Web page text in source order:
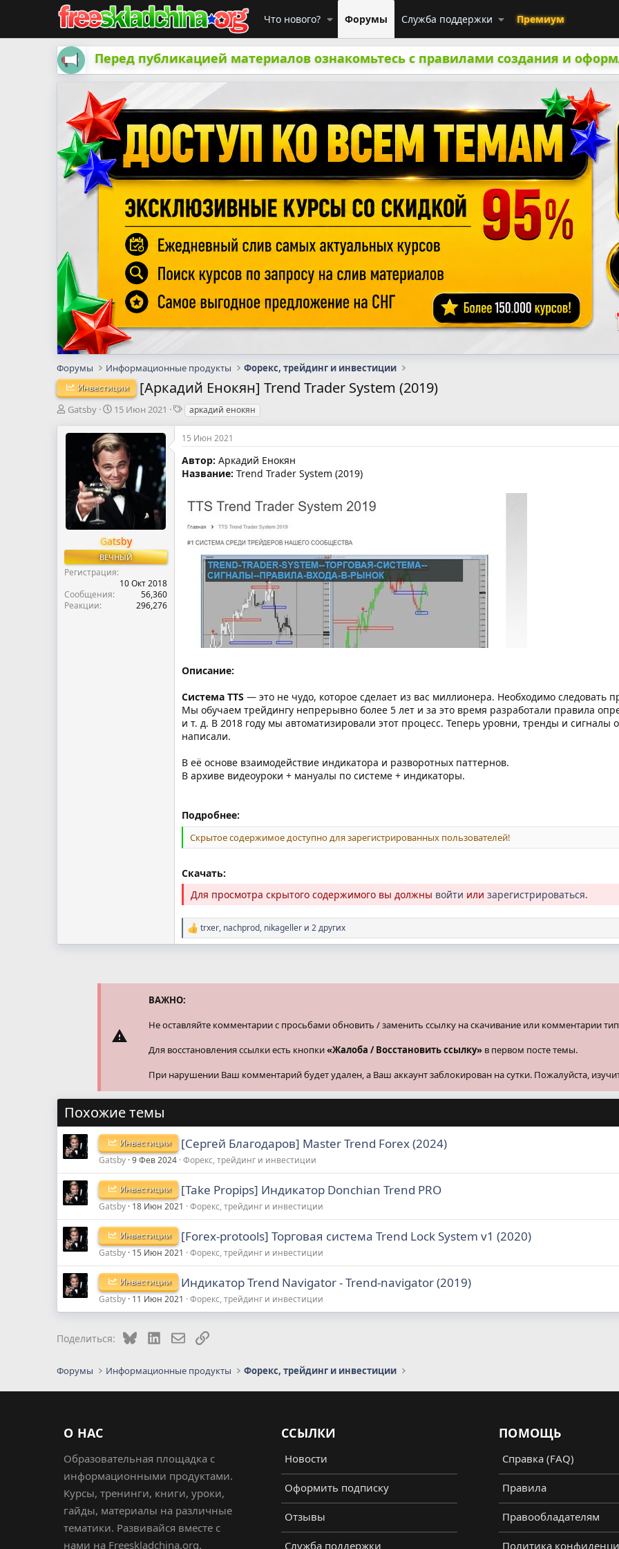
Что нового? Форумы Служба поддержки Премиум
Перед публикацией материалов ознакомьтесь с правилами создания и
Форумы Информационные продукты Форекс, трейдинг и инвестиции
Инвестиции [Аркадий Енокян] Trend Trader System (2019)
А
т
м
Gatsby
Д
т
а
н
а
ч
а
л
15 Июн 2021
Т
г
и
аркадий енокян
Gatsby
ВЕЧНЫЙ
Регистрация
10 Окт 2018
Сообщения
56,360
Реакции
296,276
15 Июн 2021
Автор: Аркадий Енокян
Название: Trend Trader System (2019)
Описание:
Система TTS — это не чудо, которое сделает из вас миллионера. Необходимо
Мы обучаем трейдингу непрерывно более 5 лет и за это время разработали правила
и т. д. В 2018 году мы автоматизировали этот процесс. Теперь уровни, тренды и
написали.
В её основе взаимодействие индикатора и разворотных паттернов.
В архиве видеоуроки + мануалы по системе + индикаторы.
Подробнее:
Скрытое содержимое доступно для зарегистрированных пользователей!
Скачать:
Для просмотра скрытого содержимого вы должны войти или зарегистрироваться.
Р
е
и
trxer, nachprod, nikageller и 2 других
ВАЖНО:
Не оставляйте комментарии с просьбами обновить / заменить ссылку на скачивание или комментарии
Для восстановления ссылки есть кнопки«Жалоба / Восстановить ссылку» в первом посте темы.
При нарушении Ваш комментарий будет удален, а Ваш аккаунт заблокирован на сутки. Пожалуйста,
Похожие темы
Инвестиции [Сергей Благодаров] Master Trend Forex (2024)
Gatsby 9 Фев 2024 Форекс, трейдинг и инвестиции
Инвестиции [Take Propips] Индикатор Donchian Trend PRO
Gatsby 18 Июн 2021 Форекс, трейдинг и инвестиции
Инвестиции [Forex-protools] Торговая система Trend Lock System v1 (2020)
Gatsby 15 Июн 2021 Форекс, трейдинг и инвестиции
Инвестиции Индикатор Trend Navigator - Trend-navigator (2019)
Gatsby 11 Июн 2021 Форекс, трейдинг и инвестиции
Поделиться: BlueskyLinkedInЭлектронная почта
Ссылка
Форумы Информационные продукты Форекс, трейдинг и инвестиции
О НАС
Образовательная площадка с
информационными продуктами.
Курсы, тренинги, книги, уроки,
гайды, материалы на различные
тематики. Развивайся вместе с
нами на Freeskladchina.org.
ССЫЛКИ
Новости
Оформить подписку
Отзывы
Служба поддержки
ПОМОЩЬ
Справка (FAQ)
Правила
Правообладателям
Политика